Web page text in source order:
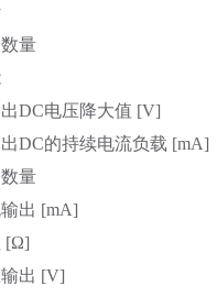
量
DC电压降大值 [V]
DC的持续电流负载 [mA]
量
出 [mA]
[Ω]
出 [V]